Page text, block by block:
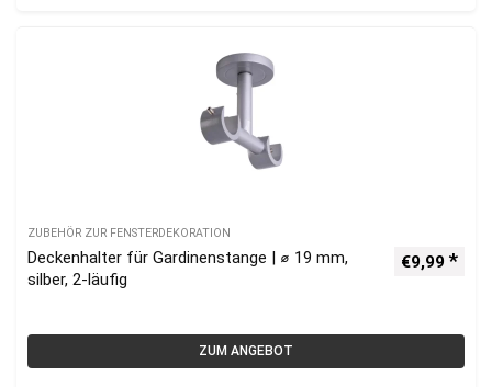
ZUBEHÖR ZUR FENSTERDEKORATION
Deckenhalter für Gardinenstange | ⌀ 19 mm,
silber, 2-läufig
€9,99
ZUM ANGEBOT